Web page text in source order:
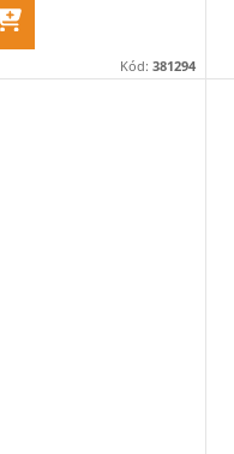
Kód: 381294